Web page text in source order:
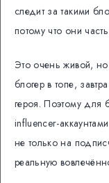
следит за такими
потому что они
Это очень живой,
блогер в топе,
героя. Поэтому для
influencer-
не только на
реальную